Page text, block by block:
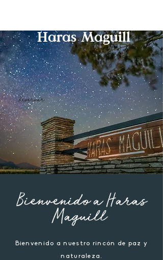
Haras Maguill
Reservar
Bienvenido a Haras
Maguill
Bienvenido a nuestro rincón de paz y
naturaleza.